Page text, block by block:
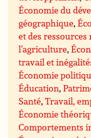
Économie du
géographique,
et des
l’agriculture,
travail et
Économie
Éducation,
Santé,Travail,
Économie
Comportements